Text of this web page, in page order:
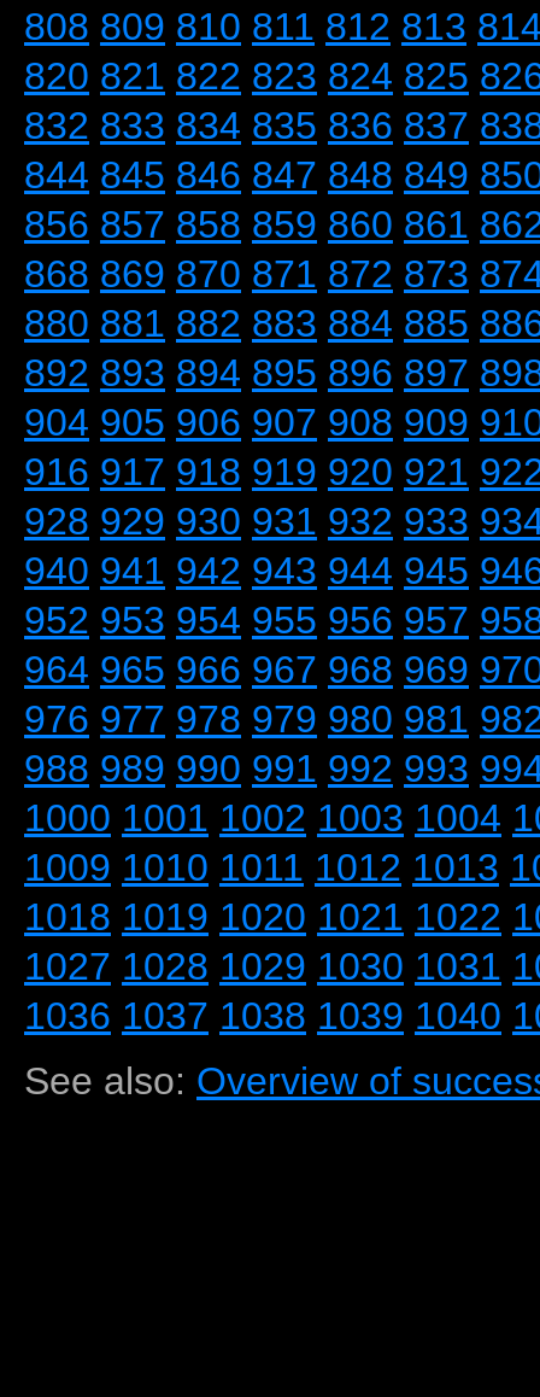
808 809 810 811 812 813
820 821 822 823 824 825
832 833 834 835 836 837
844 845 846 847 848 849
856 857 858 859 860 861
868 869 870 871 872 873
880 881 882 883 884 885
892 893 894 895 896 897
904 905 906 907 908 909
916 917 918 919 920 921
928 929 930 931 932 933
940 941 942 943 944 945
952 953 954 955 956 957
964 965 966 967 968 969
976 977 978 979 980 981
988 989 990 991 992 993
1000 1001 1002 1003 1004
1009 1010 1011 1012 1013
1018 1019 1020 1021 1022
1027 1028 1029 1030 1031
1036 1037 1038 1039 1040
See also: Overview of